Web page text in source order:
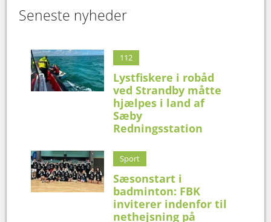
Seneste nyheder
112
Lystfiskere i robåd
ved Strandby måtte
hjælpes i land af
Sæby
Redningsstation
Sport
Sæsonstart i
badminton: FBK
inviterer indenfor til
nethejsning på